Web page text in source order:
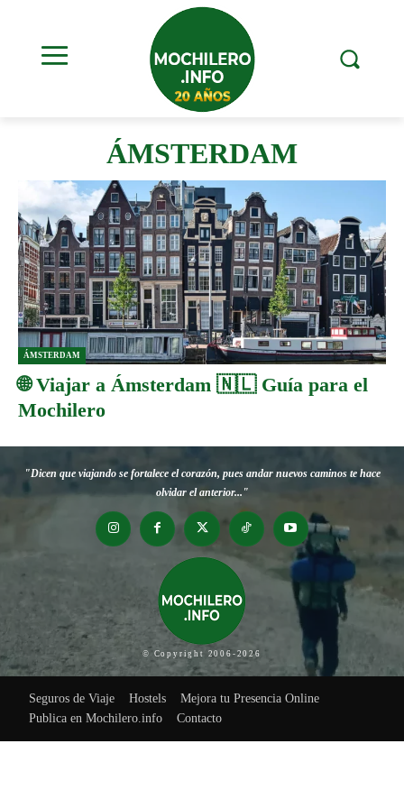
ÁMSTERDAM
ÁMSTERDAM
🌐 Viajar a Ámsterdam 🇳🇱 Guía para el
Mochilero
"Dicen que viajando se fortalece el corazón, pues andar nuevos caminos te hace
olvidar el anterior..."
© Copyright 2006-2026
Seguros de Viaje Hostels
Mejora tu Presencia Online
Publica en Mochilero.info
Contacto